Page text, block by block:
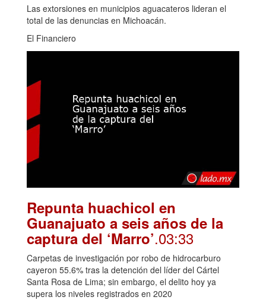
Las extorsiones en municipios aguacateros lideran el
total de las denuncias en Michoacán.
El Financiero
Repunta huachicol en
Guanajuato a seis años de la
captura del ‘Marro’.03:33
Carpetas de investigación por robo de hidrocarburo
cayeron 55.6% tras la detención del líder del Cártel
Santa Rosa de Lima; sin embargo, el delito hoy ya
supera los niveles registrados en 2020